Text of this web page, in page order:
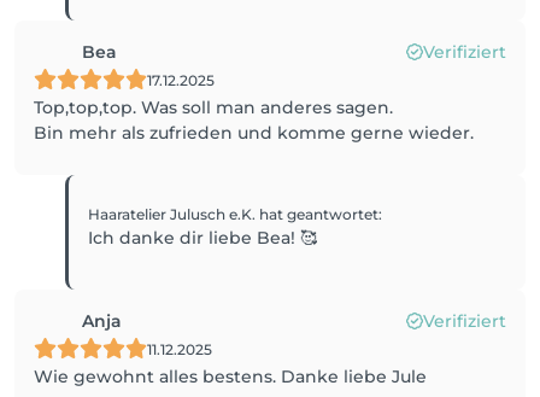
Bea Verifiziert
17.12.2025
Top,top,top. Was soll man anderes sagen.
Bin mehr als zufrieden und komme gerne wieder.
Haaratelier Julusch e.K. hat geantwortet:
Ich danke dir liebe Bea! 🥰
Anja Verifiziert
11.12.2025
Wie gewohnt alles bestens. Danke liebe Jule